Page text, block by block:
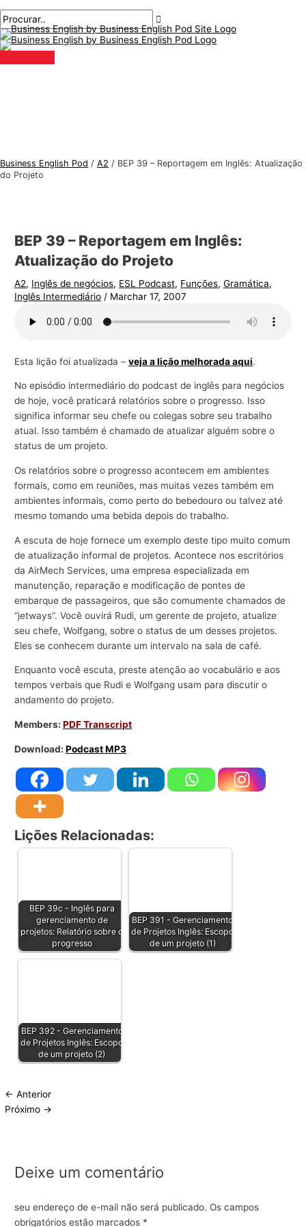
para
o
conteúdo
principal
Business English Pod / A2 / BEP 39 – Reportagem em Inglês: Atualização
do Projeto
BEP 39 – Reportagem em Inglês:
Atualização do Projeto
A2, Inglês de negócios, ESL Podcast, Funções,Gramática,
Inglês Intermediário / Marchar 17, 2007
Esta lição foi atualizada –veja a lição melhorada aqui.
No episódio intermediário do podcast de inglês para negócios
de hoje, você praticará relatórios sobre o progresso. Isso
significa informar seu chefe ou colegas sobre seu trabalho
atual. Isso também é chamado de atualizar alguém sobre o
status de um projeto.
Os relatórios sobre o progresso acontecem em ambientes
formais, como em reuniões, mas muitas vezes também em
ambientes informais, como perto do bebedouro ou talvez até
mesmo tomando uma bebida depois do trabalho.
A escuta de hoje fornece um exemplo deste tipo muito comum
de atualização informal de projetos. Acontece nos escritórios
da AirMech Services, uma empresa especializada em
manutenção, reparação e modificação de pontes de
embarque de passageiros, que são comumente chamados de
“jetways”. Você ouvirá Rudi, um gerente de projeto, atualize
seu chefe, Wolfgang, sobre o status de um desses projetos.
Eles se conhecem durante um intervalo na sala de café.
Enquanto você escuta, preste atenção ao vocabulário e aos
tempos verbais que Rudi e Wolfgang usam para discutir o
andamento do projeto.
Members:PDF Transcript
Download:Podcast MP3
Lições Relacionadas:
BEP 39c - Inglês para
gerenciamento de
projetos: Relatório sobre o
progresso
BEP 391 - Gerenciamento
de Projetos Inglês: Escopo
de um projeto (1)
BEP 392 - Gerenciamento
de Projetos Inglês: Escopo
de um projeto (2)
navegação
← Anterior
Próximo →
Deixe um comentário
seu endereço de e-mail não será publicado. Os campos
obrigatórios estão marcados *
aqui..
mail*
T
ó
p
i
i
ê
s
p
a
n
g
ó
c
i
o
s
P
r
o
c